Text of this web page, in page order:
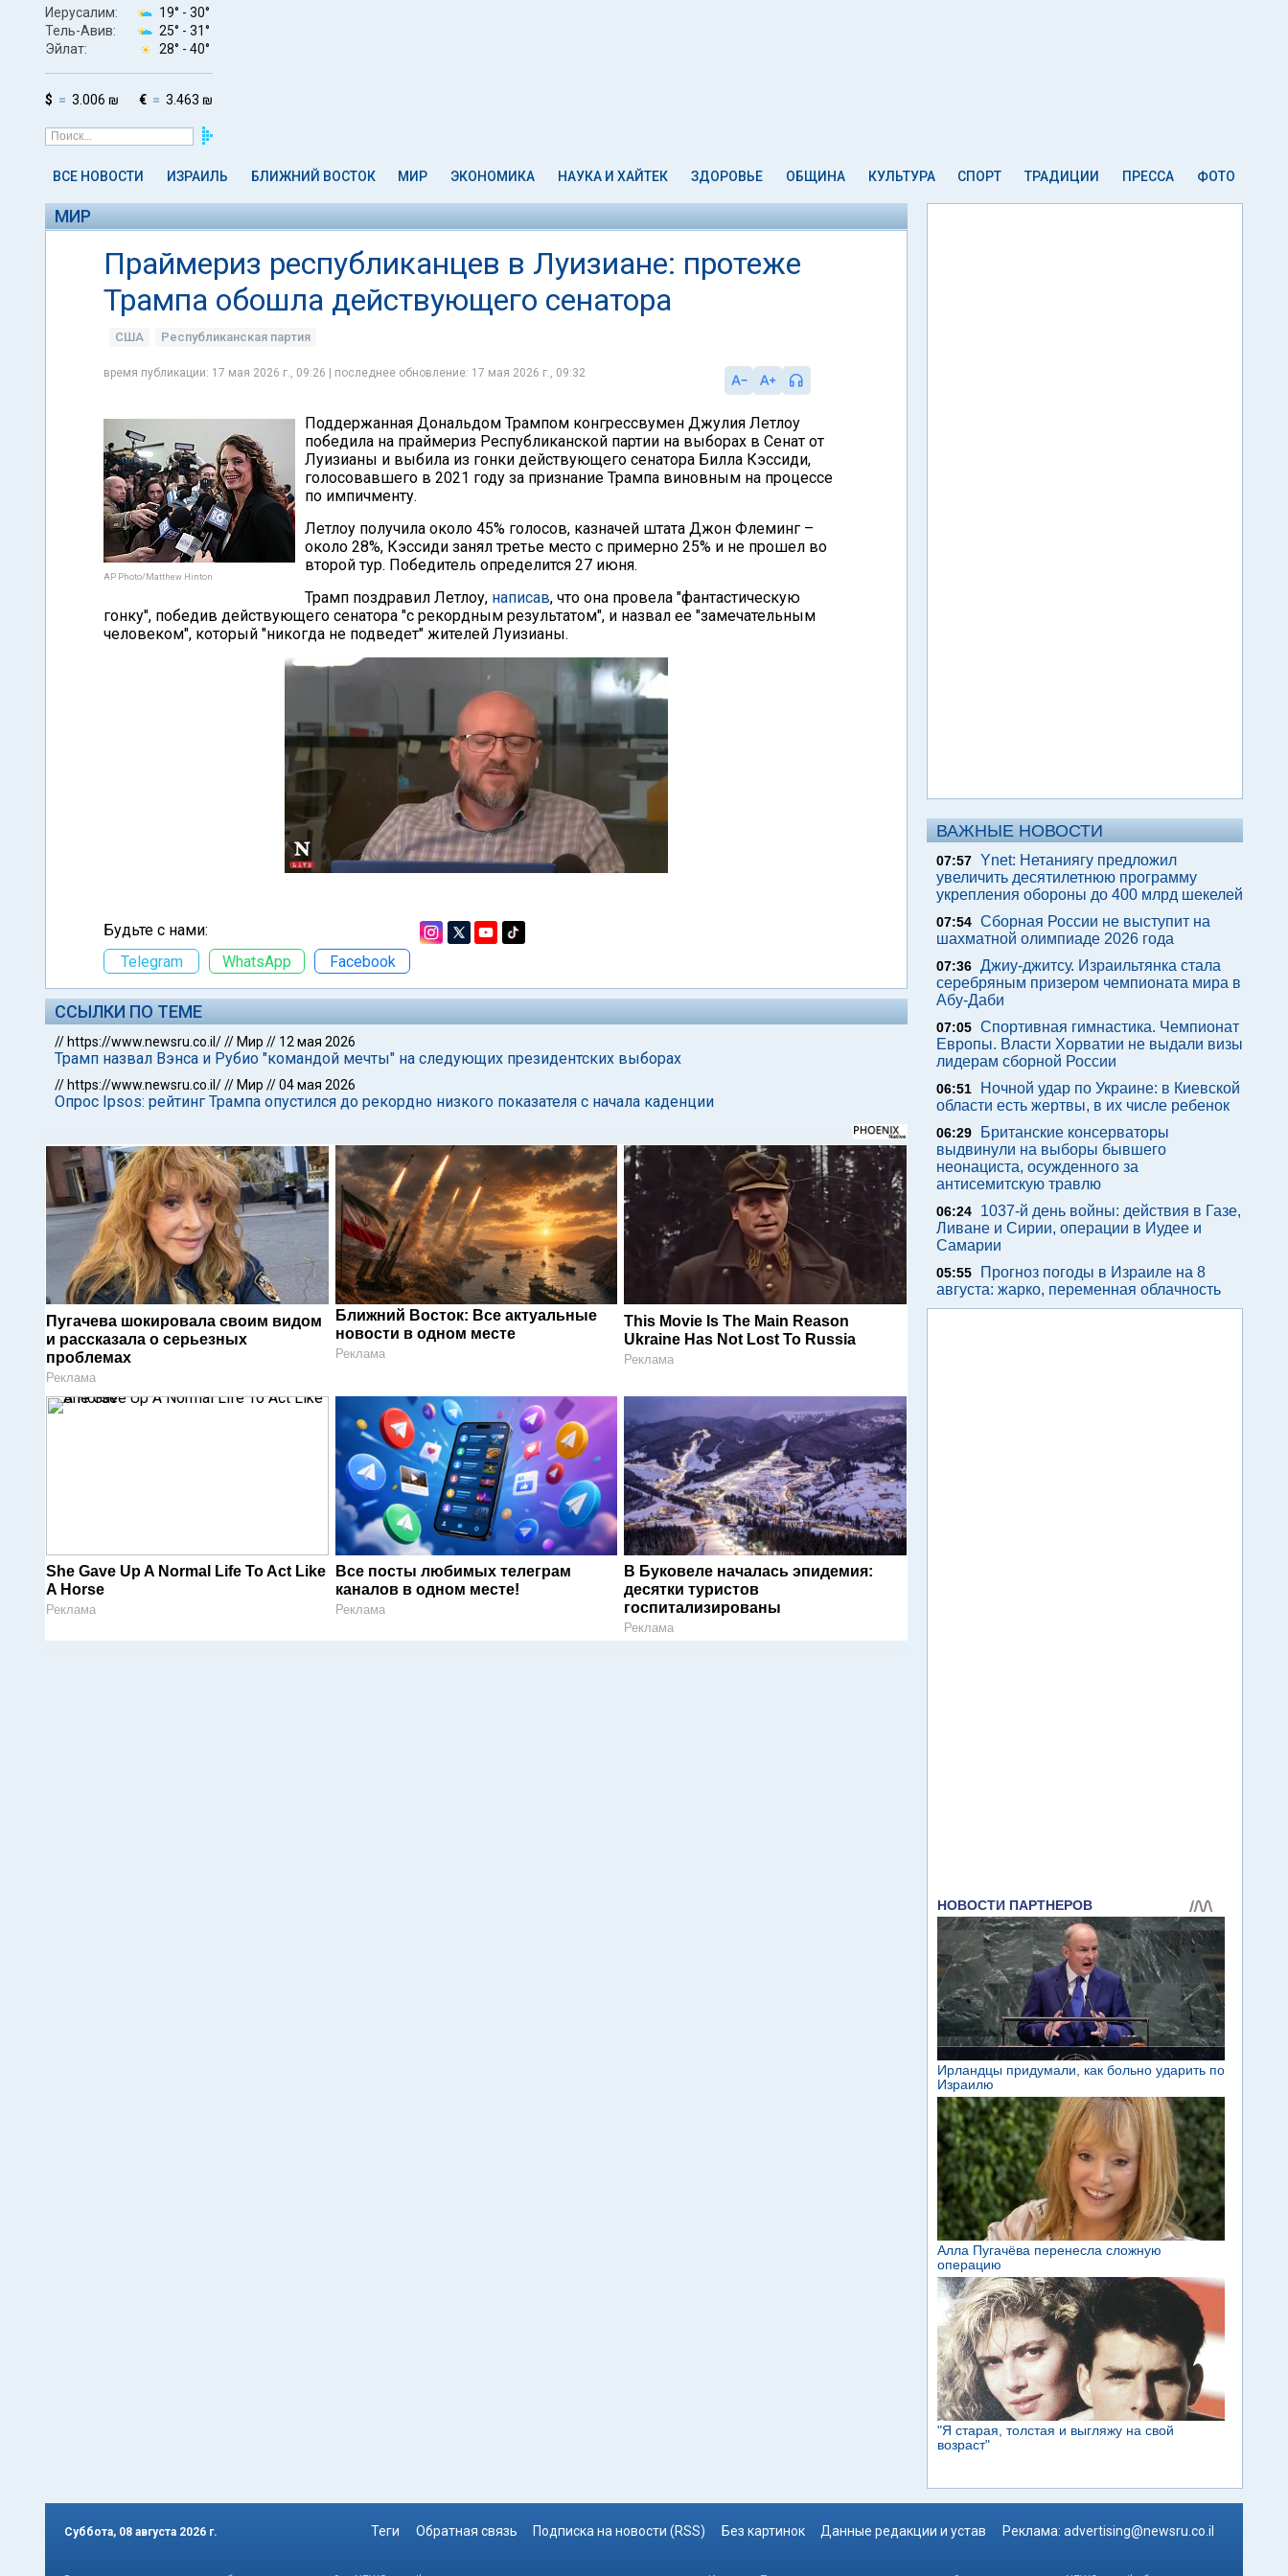
Иерусалим: 19° - 30°
Тель-Авив:
25° - 31°
Эйлат:
28° - 40°
$ 3.006 ₪ € 3.463 ₪
ВСЕ НОВОСТИ ИЗРАИЛЬ БЛИЖНИЙ ВОСТОК МИР ЭКОНОМИКА НАУКА И ХАЙТЕК ЗДОРОВЬЕ ОБЩИНА КУЛЬТУРА СПОРТ ТРАДИЦИИ ПРЕССА ФОТО
МИР
Праймериз республиканцев в Луизиане: протеже
Трампа обошла действующего сенатора
США Республиканская партия
время публикации: 17 мая 2026 г., 09:26 | последнее обновление: 17 мая 2026 г., 09:32
AP Photo/Matthew Hinton
Поддержанная Дональдом Трампом конгрессвумен Джулия Летлоу
победила на праймериз Республиканской партии на выборах в Сенат от
Луизианы и выбила из гонки действующего сенатора Билла Кэссиди,
голосовавшего в 2021 году за признание Трампа виновным на процессе
по импичменту.
Летлоу получила около 45% голосов, казначей штата Джон Флеминг –
около 28%, Кэссиди занял третье место с примерно 25% и не прошел во
второй тур. Победитель определится 27 июня.
Трамп поздравил Летлоу, написав, что она провела "фантастическую
гонку", победив действующего сенатора "с рекордным результатом", и назвал ее "замечательным
человеком", который "никогда не подведет" жителей Луизианы.
Будьте с нами:
Telegram
WhatsApp Facebook
ССЫЛКИ ПО ТЕМЕ
// https://www.newsru.co.il/// Мир // 12 мая 2026
Трамп назвал Вэнса и Рубио "командой мечты" на следующих президентских выборах
// https://www.newsru.co.il/// Мир //04 мая 2026
Опрос Ipsos: рейтинг Трампа опустился до рекордно низкого показателя с начала каденции
Пугачева шокировала своим видом
и рассказала о серьезных
проблемах
Реклама
Ближний Восток: Все актуальные
новости в одном месте
Реклама
This Movie Is The Main Reason
Ukraine Has Not Lost To Russia
Реклама
She Gave Up A Normal Life To Act Like
A Horse
Реклама
Все посты любимых телеграм
каналов в одном месте!
Реклама
В Буковеле началась эпидемия:
десятки туристов
госпитализированы
Реклама
ВАЖНЫЕ НОВОСТИ
07:57 Ynet: Нетаниягу предложил
увеличить десятилетнюю программу
укрепления обороны до 400 млрд шекелей
07:54 Сборная России не выступит на
шахматной олимпиаде 2026 года
07:36 Джиу-джитсу. Израильтянка стала
серебряным призером чемпионата мира в
Абу-Даби
07:05 Спортивная гимнастика. Чемпионат
Европы. Власти Хорватии не выдали визы
лидерам сборной России
06:51
Ночной удар по Украине: в Киевской
области есть жертвы, в их числе ребенок
06:29
Британские консерваторы
выдвинули на выборы бывшего
неонациста, осужденного за
антисемитскую травлю
06:24
1037-й день войны: действия в Газе,
Ливане и Сирии, операции в Иудее и
Самарии
05:55
Прогноз погоды в Израиле на 8
августа: жарко, переменная облачность
Суббота, 08 августа 2026 г. Теги Обратная связь Подписка на новости (RSS) Без картинок Данные редакции и устав Реклама: advertising@newsru.co.il